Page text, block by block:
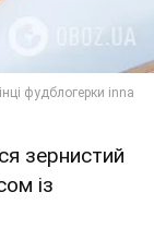
зернистий
із